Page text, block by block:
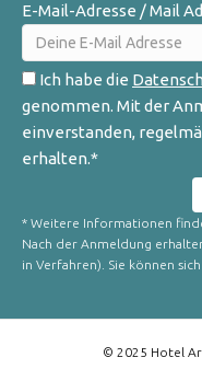
E-Mail-Adresse / Mail
Ich habe die
genommen. Mit der
einverstanden,
erhalten.*
* Weitere Informationen
Nach der Anmeldung
in Verfahren). Sie können
© 2025 Hotel